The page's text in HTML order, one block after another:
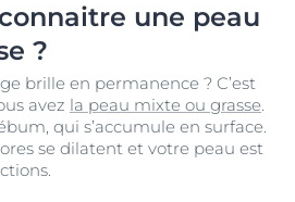
une peau
?
brille en permanence ? C’est
avez la peau mixte ou grasse.
qui s’accumule en surface.
se dilatent et votre peau est